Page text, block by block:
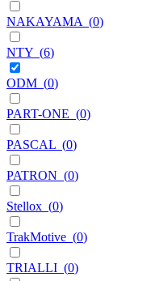
NAKAYAMA (0)
NTY (6)
ODM (0)
PART-ONE (0)
PASCAL (0)
PATRON (0)
Stellox (0)
TrakMotive (0)
TRIALLI (0)